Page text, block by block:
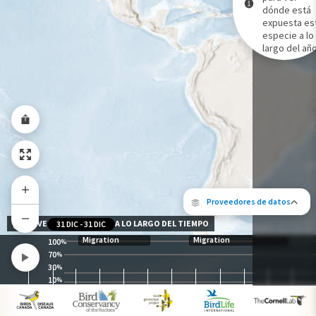
Proveedores de datos
Los siguientes socios contribuyeron
Gama de especies por estación
Gama de verano
Rango de invierno
Rango a lo largo del año
dónde está
expuesta
especie a lo
largo del
100%
70%
30%
10%
Migration Migration
31 DIC -31 DIC
NIVEL DE EXPOSICIÓN A LO LARGO DEL TIEMPO